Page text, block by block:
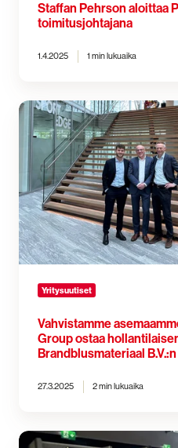
Staffan Pehrson aloittaa
toimitusjohtajana
1.4.2025 1 min lukuaika
Vahvistamme
asemaamme
Euroopassa
Presto
Group
ostaa
hollantilaisen
Velco
Brandblusmateriaal
Yritysuutiset
Vahvistamme
Group ostaa
Brandblusmateriaal B.V.:n
27.3.2025 2 min lukuaika
Presto